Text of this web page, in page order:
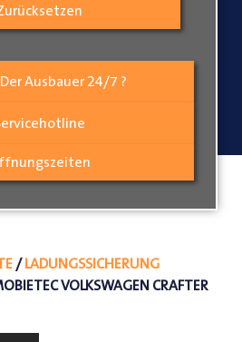
Ausbauer 24/7 ?
/LADUNGSSICHERUNG
VOLKSWAGEN CRAFTER